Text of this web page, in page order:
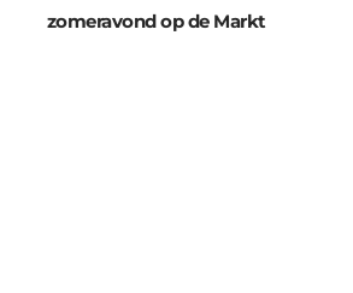
zomeravond op de Markt